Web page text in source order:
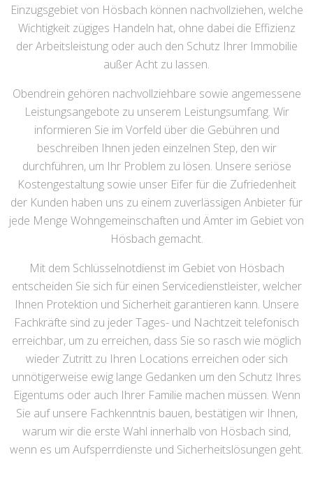
Einzugsgebiet von Hösbach können nachvollziehen, welche
Wichtigkeit zügiges Handeln hat, ohne dabei die Effizienz
der Arbeitsleistung oder auch den Schutz Ihrer Immobilie
außer Acht zu lassen.
Obendrein gehören nachvollziehbare sowie angemessene
Leistungsangebote zu unserem Leistungsumfang. Wir
informieren Sie im Vorfeld über die Gebühren und
beschreiben Ihnen jeden einzelnen Step, den wir
durchführen, um Ihr Problem zu lösen. Unsere seriöse
Kostengestaltung sowie unser Eifer für die Zufriedenheit
der Kunden haben uns zu einem zuverlässigen Anbieter für
jede Menge Wohngemeinschaften und Ämter im Gebiet von
Hösbach gemacht.
Mit dem Schlüsselnotdienst im Gebiet von Hösbach
entscheiden Sie sich für einen Servicedienstleister, welcher
Ihnen Protektion und Sicherheit garantieren kann. Unsere
Fachkräfte sind zu jeder Tages- und Nachtzeit telefonisch
erreichbar, um zu erreichen, dass Sie so rasch wie möglich
wieder Zutritt zu Ihren Locations erreichen oder sich
unnötigerweise ewig lange Gedanken um den Schutz Ihres
Eigentums oder auch Ihrer Familie machen müssen. Wenn
Sie auf unsere Fachkenntnis bauen, bestätigen wir Ihnen,
warum wir die erste Wahl innerhalb von Hösbach sind,
wenn es um Aufsperrdienste und Sicherheitslösungen geht.